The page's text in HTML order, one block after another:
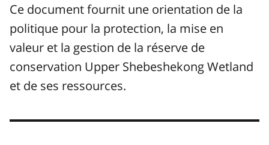
Ce document fournit une orientation de la
politique pour la protection, la mise en
valeur et la gestion de la réserve de
conservation Upper Shebeshekong Wetland
et de ses ressources.